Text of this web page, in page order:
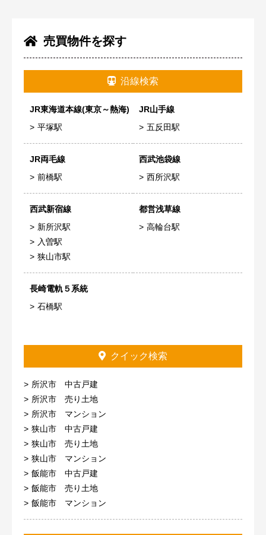
売買物件を探す
沿線検索
JR東海道本線(東京～熱海)
平塚駅
JR山手線
五反田駅
JR両毛線
前橋駅
西武池袋線
西所沢駅
西武新宿線
新所沢駅
入曽駅
狭山市駅
都営浅草線
高輪台駅
長崎電軌５系統
石橋駅
クイック検索
所沢市 中古戸建
所沢市 売り土地
所沢市 マンション
狭山市 中古戸建
狭山市 売り土地
狭山市 マンション
飯能市 中古戸建
飯能市 売り土地
飯能市 マンション